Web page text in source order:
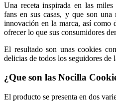
Una receta inspirada en las
fans en sus casas, y que son
innovación en la marca, así como
ofrecer lo que sus consumidores
El resultado son unas cookies
delicias de todos los seguidores de
¿Que son las Nocilla
El producto se presenta en dos